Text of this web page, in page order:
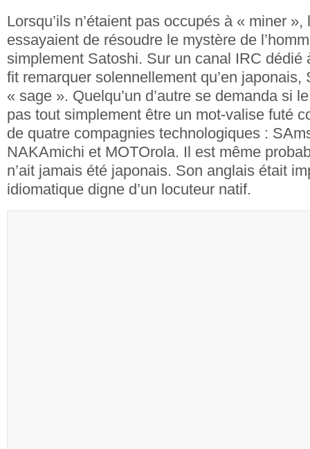
Lorsqu’ils n’étaient pas occupés à « miner »,
essayaient de résoudre le mystère de
simplement Satoshi. Sur un canal IRC dédié
fit remarquer solennellement qu’en japonais,
« sage ». Quelqu’un d’autre se demanda si
pas tout simplement être un mot-valise futé
de quatre compagnies technologiques :
NAKAmichi et MOTOrola. Il est même
n’ait jamais été japonais. Son anglais était
idiomatique digne d’un locuteur natif.